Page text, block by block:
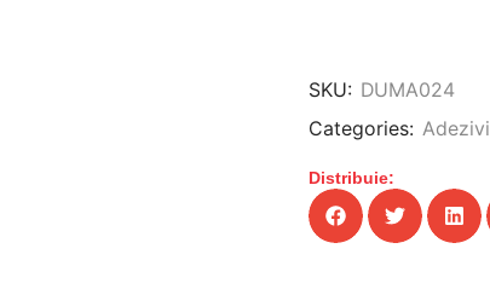
SKU: DUMA024
Categories: Adezivi
Distribuie: